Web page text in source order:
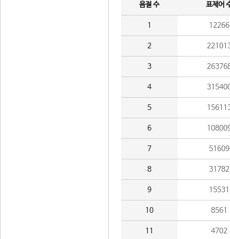
음절 수 표제어
1 12266
2
3
4
5
6
7 51609
8 31782
9 15531
10 8561
11 4702